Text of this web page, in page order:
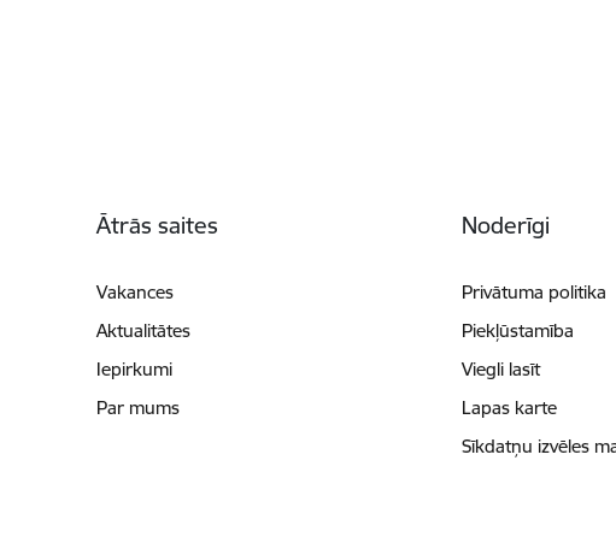
Ātrās saites
Vakances
Aktualitātes
Iepirkumi
Par mums
Noderīgi
Privātuma politika
Piekļūstamība
Viegli lasīt
Lapas karte
Sīkdatņu izvēles